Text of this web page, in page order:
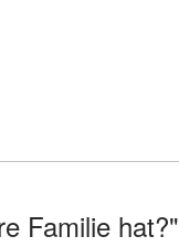
Familie hat?"